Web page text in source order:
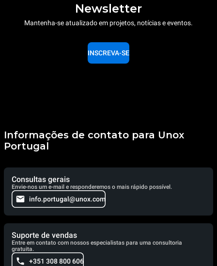
Newsletter
Mantenha-se atualizado em projetos, notícias e eventos.
INSCREVA-SE
Informações de contato para Unox
Portugal
Consultas gerais
Envie-nos um e-mail e responderemos o mais rápido possível.
info.portugal@unox.com
Suporte de vendas
Entre em contato com nossos especialistas para uma consultoria
gratuita.
+351 308 800 606